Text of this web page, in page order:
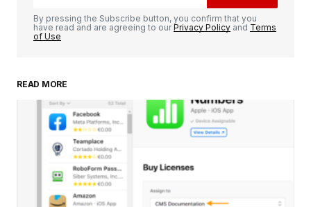
Your Name
Your E-mail*
Enregistrer mon nom, mon e-mail et mon
site dans le navigateur pour mon prochain
commentaire.
By pressing the Subscribe button, you confirm that you
have read and are agreeing to ourPrivacy Policy and Terms
of Use
READ MORE